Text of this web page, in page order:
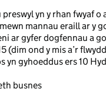
yn y rhan fwyaf o
mannau eraill ar y
ar gyfer dogfennau a
(dim ond y mis a’r
yn gyhoeddus ers 10
busnes